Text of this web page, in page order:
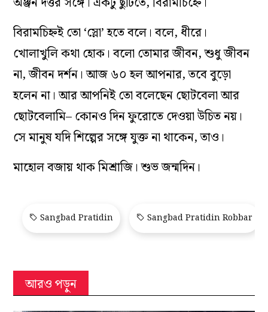
বিরামচিহ্নই তো ‘স্লো’ হতে বলে। বলে, ধীরে।
খোলাখুলি কথা হোক। বলো তোমার জীবন, শুধু জীবন
না, জীবন দর্শন। আজ ৬০ হল আপনার, তবে বুড়ো
হলেন না। আর আপনিই তো বলেছেন ছোটবেলা আর
ছোটবেলামি– কোনও দিন ফুরোতে দেওয়া উচিত নয়।
সে মানুষ যদি শিল্পের সঙ্গে যুক্ত না থাকেন, তাও।
মাহোল বজায় থাক মিশ্রাজি। শুভ জন্মদিন।
Sangbad Pratidin Sangbad Pratidin Robbar
আরও পড়ুন